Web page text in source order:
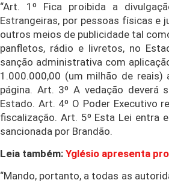
“Art. 1º Fica proibida a
Estrangeiras, por pessoas físicas e
outros meios de publicidade tal
panfletos, rádio e livretos, no
sanção administrativa com
1.000.000,00 (um milhão de
página. Art. 3º A vedação deverá
Estado. Art. 4º O Poder Executivo
fiscalização. Art. 5º Esta Lei entra
sancionada por Brandão.
Leia também: Yglésio apresenta
“Mando, portanto, a todas as